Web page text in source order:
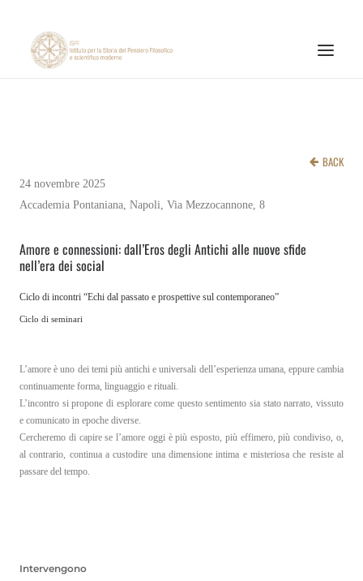
PUBBLICAZIONI
NOTIZIE ED EVENTI
CNR
PAGINA FACEBOOK ISPF
CANALE YOUTUBE ISPF
IT
EN
BACK
24 novembre 2025
Accademia Pontaniana, Napoli, Via Mezzocannone, 8
Amore e connessioni: dall’Eros degli Antichi alle nuove sfide
nell’era dei social
Ciclo di incontri “Echi dal passato e prospettive sul contemporaneo”
Ciclo di seminari
L’amore è uno dei temi più antichi e universali dell’esperienza umana, eppure cambia
continuamente forma, linguaggio e rituali.
L’incontro si propone di esplorare come questo sentimento sia stato narrato, vissuto
e comunicato in epoche diverse.
Cercheremo di capire se l’amore oggi è più esposto, più effimero, più condiviso, o,
al contrario, continua a custodire una dimensione intima e misteriosa che resiste al
passare del tempo.
Intervengono